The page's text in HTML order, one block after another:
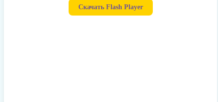
Скачать Flash Player